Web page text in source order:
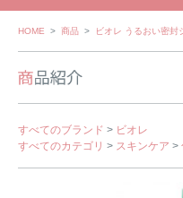
Skip
HOME > 商品 > ビオレ うるおい密封
すべてのブランド > ビオレ
すべてのカテゴリ > スキンケア >